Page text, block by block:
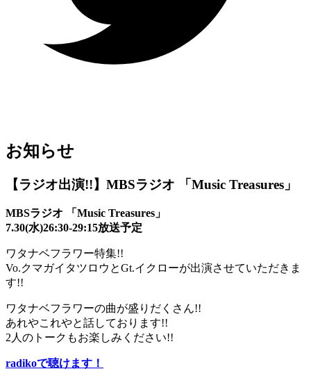
お知らせ
【ラジオ出演!!】MBSラジオ 「Music Treasures」
MBSラジオ 「Music Treasures」
7.30(水)26:30-29:15放送予定
ワタナベフラワー特集!!
Vo.クマガイタツロウとGt.イクローが出演させていただきま
す!!
ワタナベフラワーの曲が盛りだくさん!!
あれやこれやと話しております!!
2人のトークもお楽しみください!!
radikoで聴けます！